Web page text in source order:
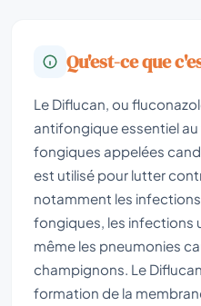
Qu'est-ce que
Le Diflucan, ou
antifongique essentiel
fongiques appelées
est utilisé pour lutter
notamment les
fongiques, les infections
même les pneumonies
champignons. Le
formation de la